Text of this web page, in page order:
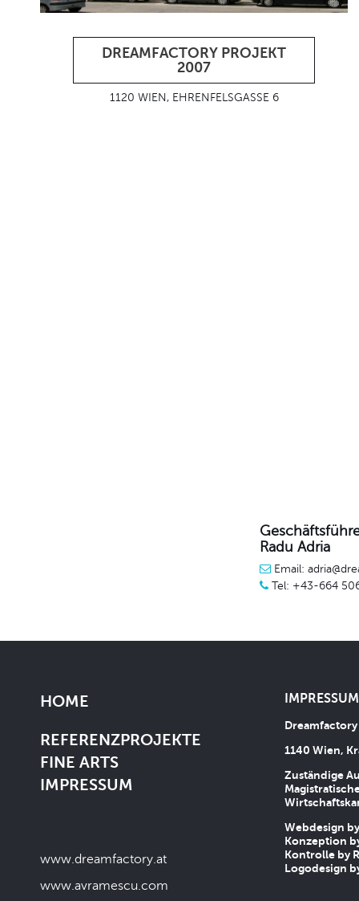
DREAMFACTORY PROJEKT
2007
1120 WIEN, EHRENFELSGASSE 6
Radu Adria
Email:
Tel: +43-664
HOME
REFERENZPROJEKTE
FINE ARTS
IMPRESSUM
www.dreamfactory.at
www.avramescu.com
1140 Wien,
Zuständige
Webdesign
Konzeption
Kontrolle by
Logodesign